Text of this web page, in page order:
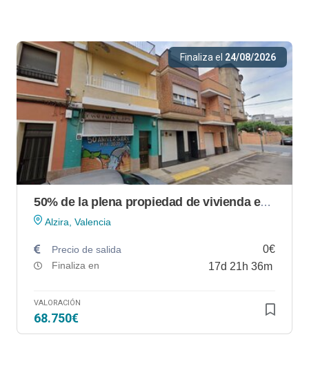
Finaliza el 24/08/2026
50% de la plena propiedad de vivienda en Alzira (Valencia)
Alzira, Valencia
Precio de salida 0€
Finaliza en 17d 21h 36m
VALORACIÓN
68.750€